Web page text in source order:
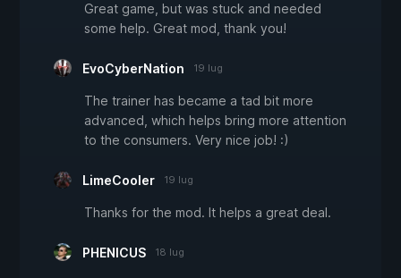
Great game, but was stuck and needed
some help. Great mod, thank you!
EvoCyberNation 19 lug
The trainer has became a tad bit more
advanced, which helps bring more attention
to the consumers. Very nice job! :)
LimeCooler 19 lug
Thanks for the mod. It helps a great deal.
PHENICUS 18 lug